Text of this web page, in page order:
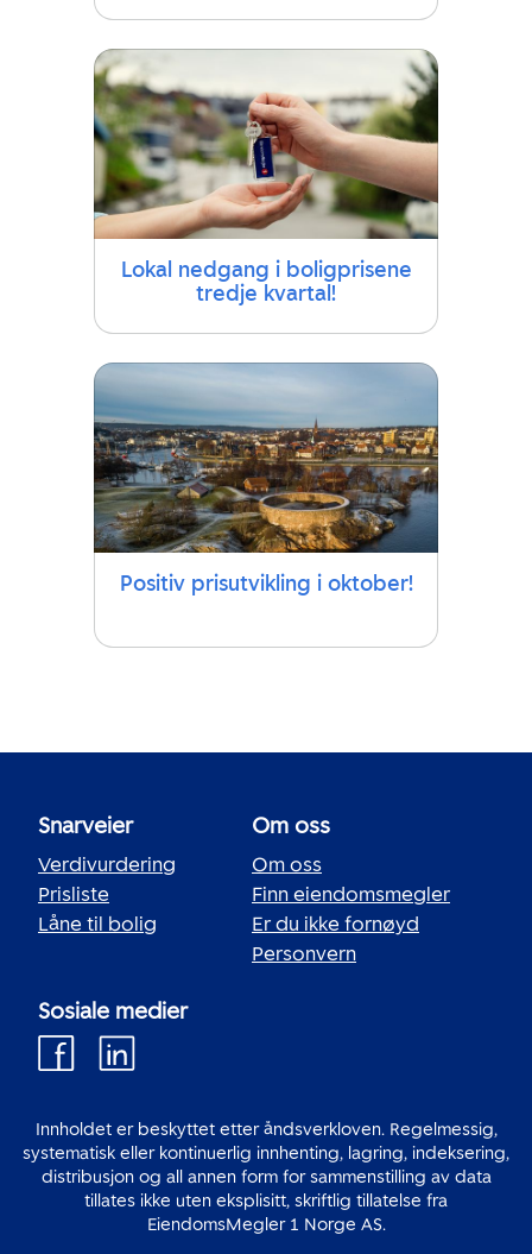
Lokal nedgang i boligprisene
tredje kvartal!
Positiv prisutvikling i oktober!
Snarveier
Verdivurdering
Prisliste
Låne til bolig
Om oss
Om oss
Finn eiendomsmegler
Er du ikke fornøyd
Personvern
Sosiale medier
Innholdet er beskyttet etter åndsverkloven. Regelmessig,
systematisk eller kontinuerlig innhenting, lagring, indeksering,
distribusjon og all annen form for sammenstilling av data
tillates ikke uten eksplisitt, skriftlig tillatelse fra
EiendomsMegler 1 Norge AS.